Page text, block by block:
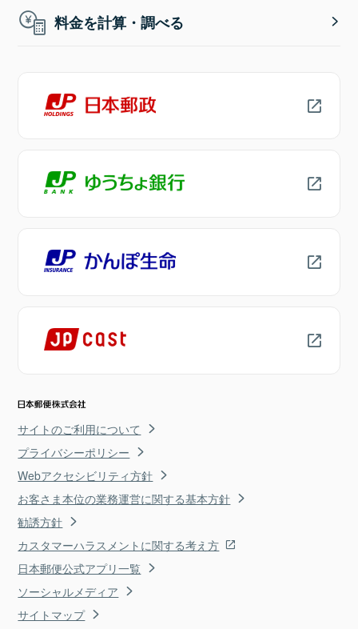
料金を計算・調べる
サイトのご利用について
プライバシーポリシー
Webアクセシビリティ方針
お客さま本位の業務運営に関する基本方針
勧誘方針
カスタマーハラスメントに関する考え方
日本郵便公式アプリ一覧
ソーシャルメディア
サイトマップ